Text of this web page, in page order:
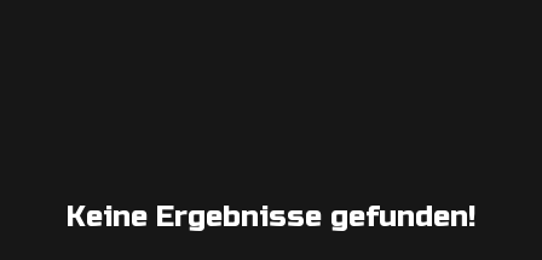
Keine Ergebnisse gefunden!